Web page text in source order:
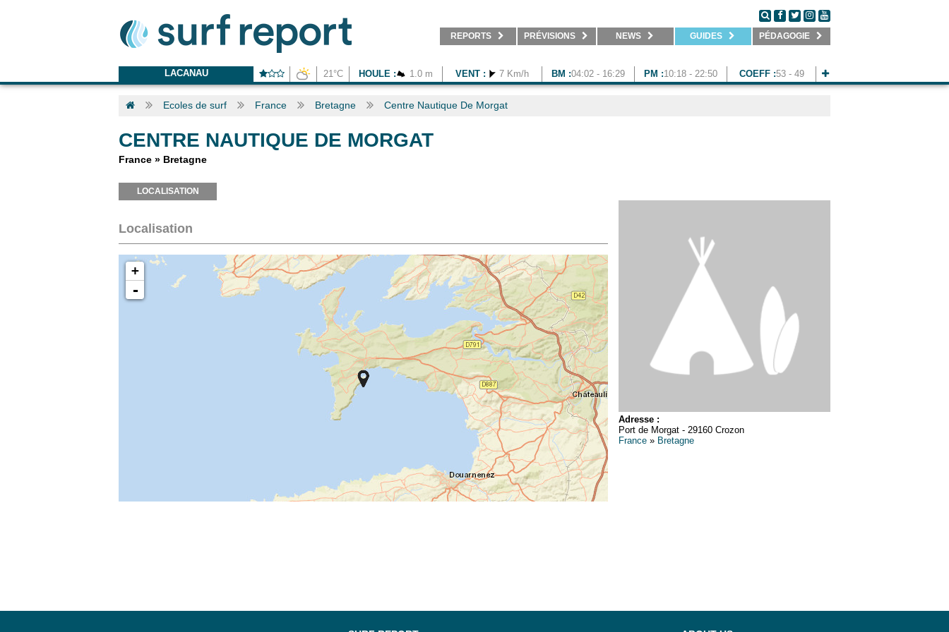
REPORTS PRÉVISIONS NEWS GUIDES PÉDAGOGIE
LACANAU 21°C HOULE : 1.0 m VENT : 7 Km/h BM :04:02 - 16:29 PM :10:18 - 22:50 COEFF :53 - 49
Ecoles de surf France Bretagne Centre Nautique De Morgat
CENTRE NAUTIQUE DE MORGAT
France » Bretagne
LOCALISATION
Localisation
+
-
Adresse :
Port de Morgat - 29160 Crozon
France » Bretagne